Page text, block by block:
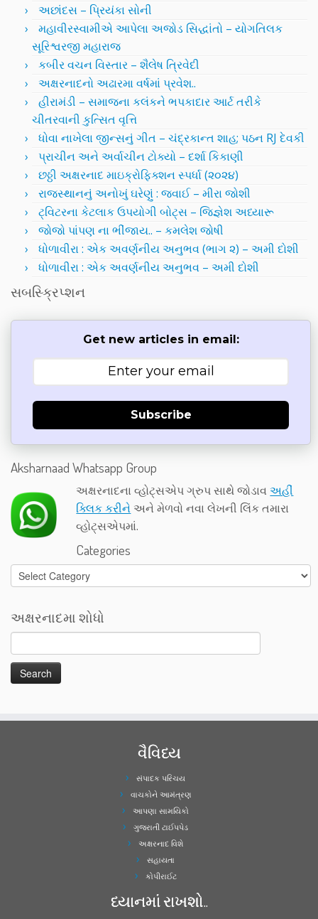
અછાંદસ – પ્રિયંકા સોની
મહાવીરસ્વામીએ આપેલા અજોડ સિદ્ધાંતો – યોગતિલક
સૂરિશ્વરજી મહારાજ
કબીર વચન વિસ્તાર – શૈલેષ ત્રિવેદી
અક્ષરનાદનો અઢારમા વર્ષમાં પ્રવેશ..
હીરામંડી – સમાજના કલંકને ભપકાદાર આર્ટ તરીકે
ચીતરવાની કુત્સિત વૃત્તિ
ધોવા નાખેલા જીન્સનું ગીત – ચંદ્રકાન્ત શાહ; પઠન RJ દેવકી
પ્રાચીન અને અર્વાચીન ટોક્યો – દર્શા કિકાણી
છઠ્ઠી અક્ષરનાદ માઇક્રોફિક્શન સ્પર્ધા (૨૦૨૪)
રાજસ્થાનનું અનોખું ઘરેણું : જવાઈ – મીરા જોશી
ટ્વિટરના કેટલાક ઉપયોગી બોટ્સ – જિજ્ઞેશ અધ્યારૂ
જોજો પાંપણ ના ભીંજાય.. – કમલેશ જોષી
ધોળાવીરા : એક અવર્ણનીય અનુભવ (ભાગ ૨) – અમી દોશી
ધોળાવીરા : એક અવર્ણનીય અનુભવ – અમી દોશી
સબસ્ક્રિપ્શન
Get new articles in email:
Subscribe
Aksharnaad Whatsapp Group
અક્ષરનાદના વ્હોટ્સએપ ગ્રુપ સાથે જોડાવઅહીં
ક્લિક કરીને અને મેળવો નવા લેખની લિંક તમારા
વ્હોટ્સએપમાં.
Categories
Categories
અક્ષરનાદમા શોધો
વૈવિધ્ય
સંપાદક પરિચય
વાચકોને આમંત્રણ
આપણા સામયિકો
ગુજરાતી ટાઈપપેડ
અક્ષરનાદ વિશે
સહાયતા
કોપીરાઈટ
ધ્યાનમાં રાખશો..